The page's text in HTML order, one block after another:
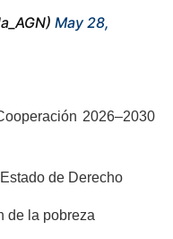
May 28,
2026–2030
de Derecho
de la pobreza